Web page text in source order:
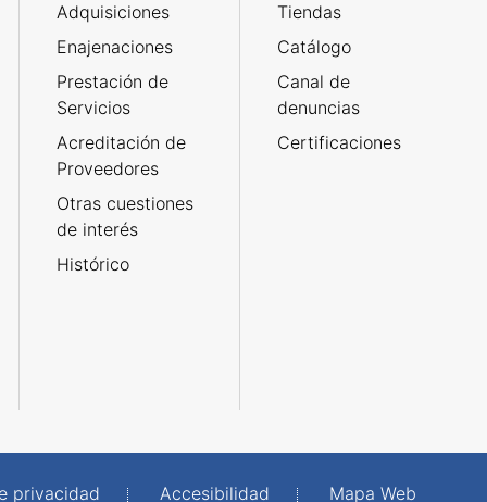
Adquisiciones
Enajenaciones
Prestación de
Servicios
Acreditación de
Proveedores
Otras cuestiones
de interés
Histórico
Tiendas
Catálogo
Canal de
denuncias
Certificaciones
privacidad Accesibilidad Mapa Web